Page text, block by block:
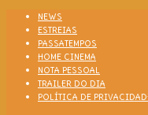
NEWS
ESTREIAS
PASSATEMPOS
HOME CINEMA
NOTA PESSOAL
TRAILER DO DIA
POLÍTICA DE